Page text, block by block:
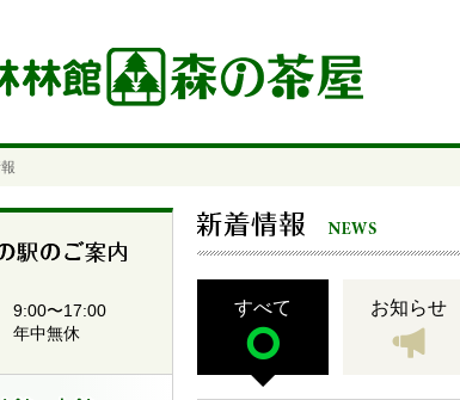
道の駅のご案内
9:00〜17:00
年中無休
すべて お知らせ